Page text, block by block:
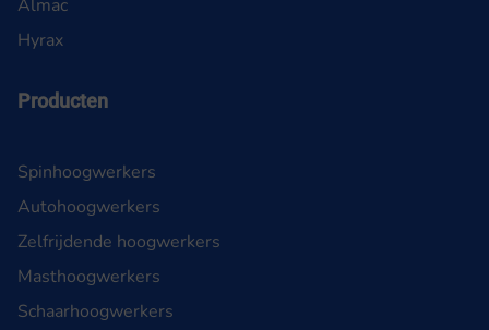
Almac
Hyrax
Producten
Spinhoogwerkers
Autohoogwerkers
Zelfrijdende hoogwerkers
Masthoogwerkers
Schaarhoogwerkers